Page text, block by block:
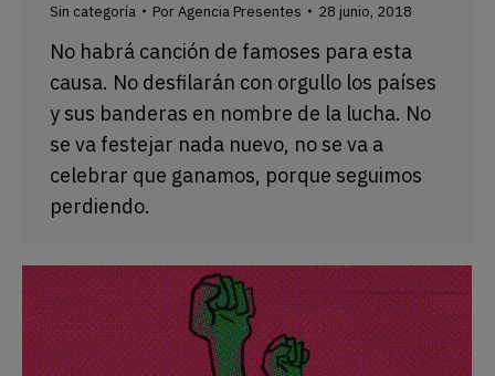
Sin categoría PorAgencia Presentes 28 junio, 2018
No habrá canción de famoses para esta
causa. No desfilarán con orgullo los países
y sus banderas en nombre de la lucha. No
se va festejar nada nuevo, no se va a
celebrar que ganamos, porque seguimos
perdiendo.